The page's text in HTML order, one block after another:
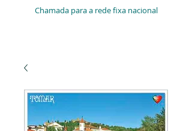
Chamada para a rede fixa nacional